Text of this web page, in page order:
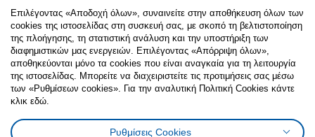
Follow us:
FacebookInstagram
TikTokYoutubePinterestTwitter
Πολιτική CookiesΔήλωση ψηφιακής προσβασιμότητας
Ρυθμίσεις cookiesΌροι Χρήσης
Επιλέγοντας «Αποδοχή όλων», συναινείτε στην αποθήκευση όλων των
cookies της ιστοσελίδας στη συσκευή σας, με σκοπό τη βελτιστοποίηση
της πλοήγησης, τη στατιστική ανάλυση και την υποστήριξη των
διαφημιστικών μας ενεργειών. Επιλέγοντας «Απόρριψη όλων»,
αποθηκεύονται μόνο τα cookies που είναι αναγκαία για τη λειτουργία
της ιστοσελίδας. Μπορείτε να διαχειριστείτε τις προτιμήσεις σας μέσω
των «Ρυθμίσεων cookies». Για την αναλυτική Πολιτική Cookies κάντε
κλικ εδώ.
Ρυθμίσεις Cookies